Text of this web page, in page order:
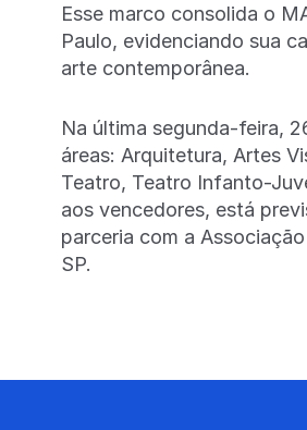
Esse marco consolida o
Paulo, evidenciando sua
arte contemporânea.
Na última segunda-feira,
áreas: Arquitetura, Artes
Teatro, Teatro Infanto-
aos vencedores, está
parceria com a
SP.